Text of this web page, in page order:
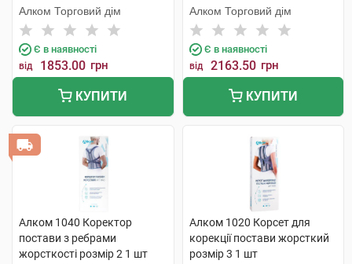
3 1 шт
Алком Торговий дім
Є в наявності
від 1853.00 грн
КУПИТИ
Алком Торговий дім
Є в наявності
від 2163.50 грн
КУПИТИ
Алком 1040 Коректор
постави з ребрами
жорсткості розмір 2 1 шт
Алком 1020 Корсет для
корекції постави жорсткий
розмір 3 1 шт